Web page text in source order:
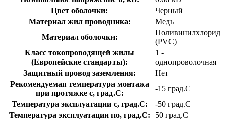
Цвет оболочки:
Черный
Материал жил проводника:
Медь
Материал оболочки:
Поливинилхлорид
(PVC)
Класс токопроводящей жилы
(Европейские стандарты):
1 -
однопроволочная
Защитный провод заземления:
Нет
Рекомендуемая температура монтажа
при протяжке с, град.C:
-15 град.C
Температура эксплуатации с, град.C:
-50 град.C
Температура эксплуатации по, град.C:
50 град.C